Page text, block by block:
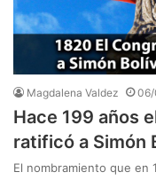
Magdalena Valdez 06/
Hace 199 años
ratificó a Simón
El nombramiento que en